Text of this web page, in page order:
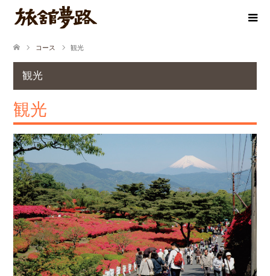
コース 観光
観光
観光